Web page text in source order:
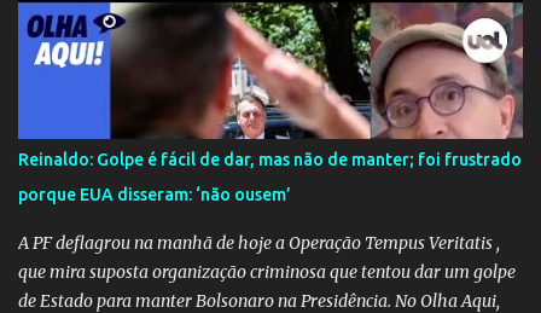
Reinaldo: Golpe é fácil de dar, mas não de manter; foi frustrado
porque EUA disseram: ‘não ousem’
A PF deflagrou na manhã de hoje a Operação Tempus Veritatis ,
que mira suposta organização criminosa que tentou dar um golpe
de Estado para manter Bolsonaro na Presidência. No Olha Aqui,